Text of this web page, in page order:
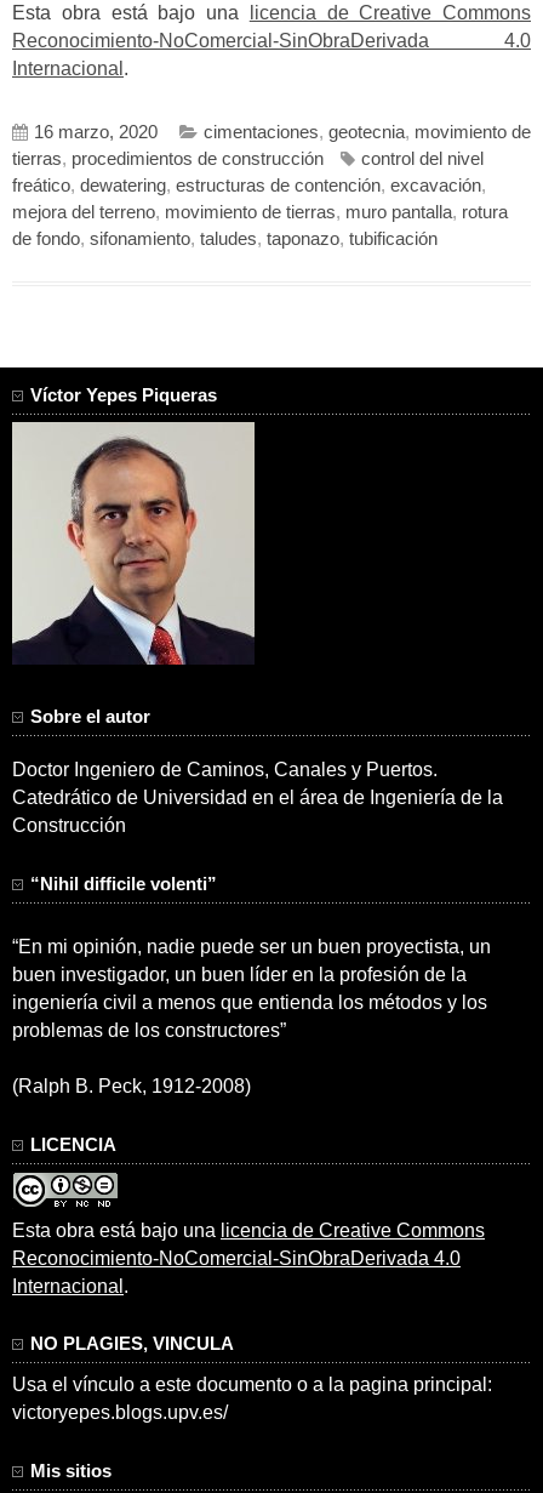
Esta obra está bajo una
licencia de Creative Commons
Reconocimiento-NoComercial-SinObraDerivada 4.0
Internacional .
16 marzo, 2020 cimentaciones, geotecnia, movimiento de
tierras, procedimientos de construcción
control del nivel
freático, dewatering, estructuras de contención, excavación,
mejora del terreno, movimiento de tierras, muro pantalla, rotura
de fondo, sifonamiento, taludes, taponazo, tubificación
Víctor Yepes Piqueras
Sobre el autor
Doctor Ingeniero de Caminos, Canales y Puertos.
Catedrático de Universidad en el área de Ingeniería de la
Construcción
“Nihil difficile volenti”
“En mi opinión, nadie puede ser un buen proyectista, un
buen investigador, un buen líder en la profesión de la
ingeniería civil a menos que entienda los métodos y los
problemas de los constructores”
(Ralph B. Peck, 1912-2008)
LICENCIA
Esta obra está bajo una licencia de Creative Commons
Reconocimiento-NoComercial-SinObraDerivada 4.0
Internacional .
NO PLAGIES, VINCULA
Usa el vínculo a este documento o a la pagina principal:
victoryepes.blogs.upv.es/
Mis sitios